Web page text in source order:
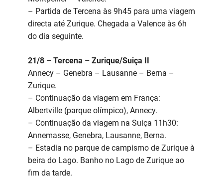
– Partida de Tercena às 9h45 para uma viagem
directa até Zurique. Chegada a Valence às 6h
do dia seguinte.
21/8 – Tercena – Zurique/Suiça II
Annecy – Genebra – Lausanne – Berna –
Zurique.
– Continuação da viagem em França:
Albertville (parque olímpico), Annecy.
– Continuação da viagem na Suiça 11h30:
Annemasse, Genebra, Lausanne, Berna.
– Estadia no parque de campismo de Zurique à
beira do Lago. Banho no Lago de Zurique ao
fim da tarde.